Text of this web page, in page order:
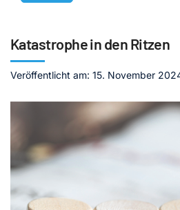
Service
Mediathek
Jetzt abonnieren
Katastrophe in den Ritzen
Veröffentlicht am: 15. November